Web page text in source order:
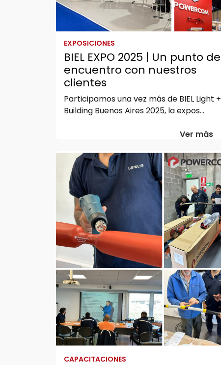
EXPOSICIONES
BIEL EXPO 2025 | Un punto de
encuentro con nuestros
clientes
Participamos una vez más de BIEL Light +
Building Buenos Aires 2025, la expos...
Ver más
CAPACITACIONES